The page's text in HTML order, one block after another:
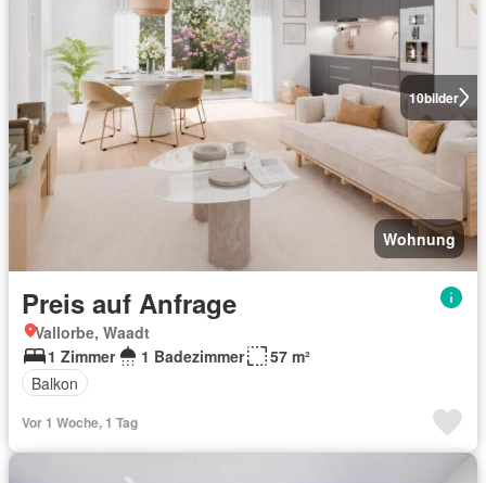
10bilder
Wohnung
Preis auf Anfrage
Vallorbe, Waadt
1 Zimmer
1 Badezimmer
57 m²
Balkon
Vor 1 Woche, 1 Tag